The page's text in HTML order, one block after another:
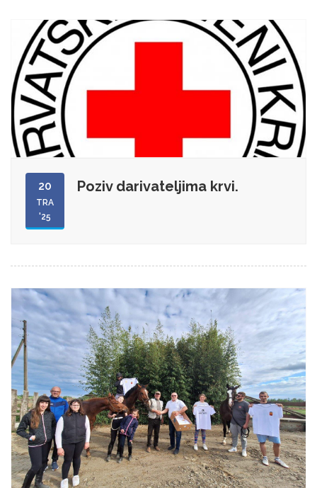
20
TRA
'25
Poziv darivateljima krvi.